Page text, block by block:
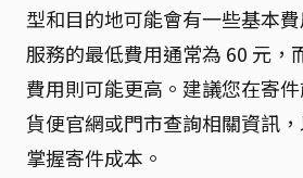
型和目的地可能會有一些基本
服務的最低費用通常為 60 元，
費用則可能更高。建議您在寄
貨便官網或門市查詢相關資訊
掌握寄件成本。